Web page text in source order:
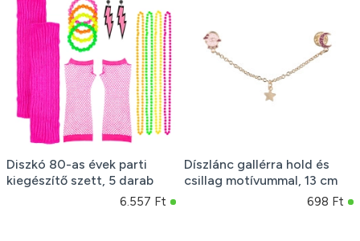
Diszkó 80-as évek parti
kiegészítő szett, 5 darab
6.557 Ft
Díszlánc gallérra hold és
csillag motívummal, 13 cm
698 Ft